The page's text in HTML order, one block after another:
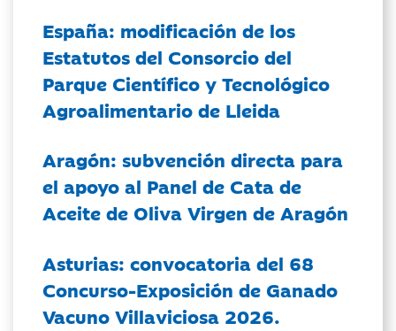
España: modificación de los
Estatutos del Consorcio del
Parque Científico y Tecnológico
Agroalimentario de Lleida
Aragón: subvención directa para
el apoyo al Panel de Cata de
Aceite de Oliva Virgen de Aragón
Asturias: convocatoria del 68
Concurso-Exposición de Ganado
Vacuno Villaviciosa 2026.